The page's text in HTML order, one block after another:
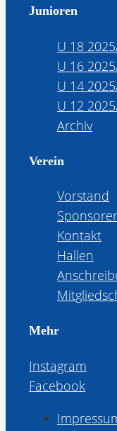
Junioren
U 18
U 16
U 14
U 12
Archiv
Verein
Vorstand
Kontakt
Hallen
Mehr
Instagram
Facebook